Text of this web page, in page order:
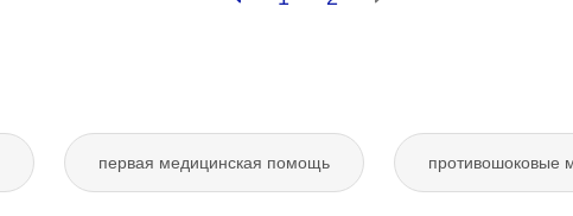
первая медицинская помощь противошоковые